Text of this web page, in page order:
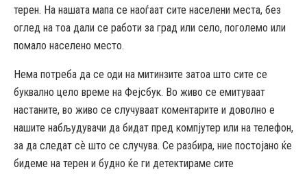
терен. На нашата мапа се наоѓаат сите населени места, без
оглед на тоа дали се работи за град или село, поголемо или
помало населено место.
Нема потреба да се оди на митинзите затоа што сите се
буквално цело време на Фејсбук. Во живо се емитуваат
настаните, во живо се случуваат коментарите и доволно е
нашите набљудувачи да бидат пред компјутер или на телефон,
за да следат сѐ што се случува. Се разбира, ние постојано ќе
бидеме на терен и будно ќе ги детектираме сите